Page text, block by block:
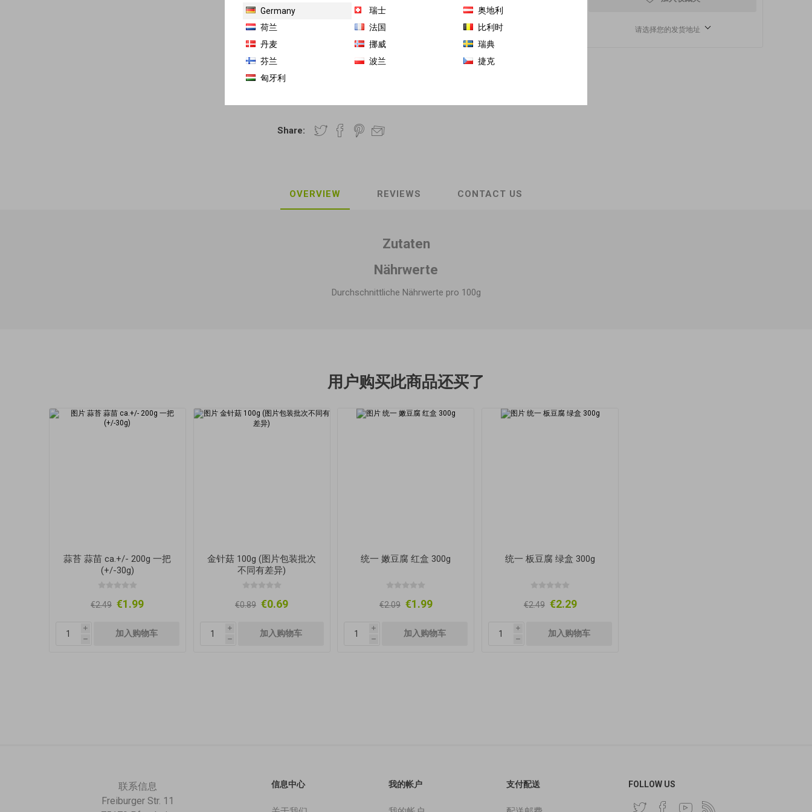
120g (内含2套 附吸管
日期 2025-08-11)
3,74€/100g MHD 最佳赏味期 2025-08-11
Share:
请选择您的发货地址
OVERVIEW REVIEWS CONTACT US
Zutaten
Nährwerte
Durchschnittliche Nährwerte pro 100g
用户购买此商品还买了
蒜苔 蒜苗 ca.+/- 200g 一把
(+/-30g)
€2.49 €1.99
i
h
金针菇 100g (图片包装批次
不同有差异)
€0.89 €0.69
i
h
统一 嫩豆腐 红盒 300g
€2.09 €1.99
i
h
统一 板豆腐 绿盒 300g
€2.49 €2.29
i
h
联系信息
Freiburger Str. 11
信息中心 我的帐户 支付配送 FOLLOW US
Germany 瑞士
奥地利
荷兰
法国
比利时
丹麦
挪威
瑞典
芬兰
波兰
捷克
匈牙利